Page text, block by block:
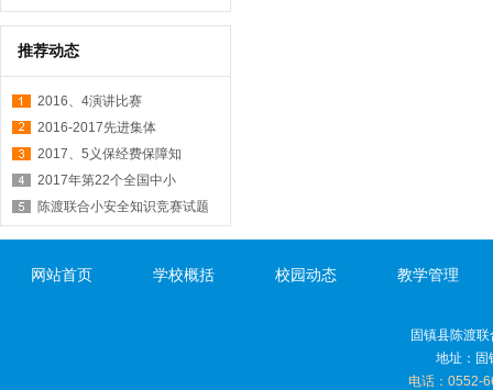
推荐动态
2016、4演讲比赛
2016-2017先进集体
2017、5义保经费保障知
2017年第22个全国中小
陈渡联合小安全知识竞赛试题
网站首页 学校概括 校园动态 教学管理
固镇县陈渡
地址：固
电话：0552-